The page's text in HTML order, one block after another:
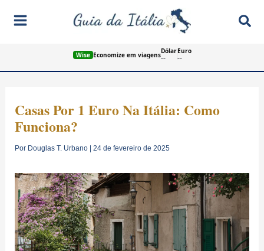
para
Wise Economize em viagensDólar
--
Euro
--
Casas Por 1 Euro Na Itália: Como
Funciona?
Por Douglas T. Urbano |24 de fevereiro de 2025